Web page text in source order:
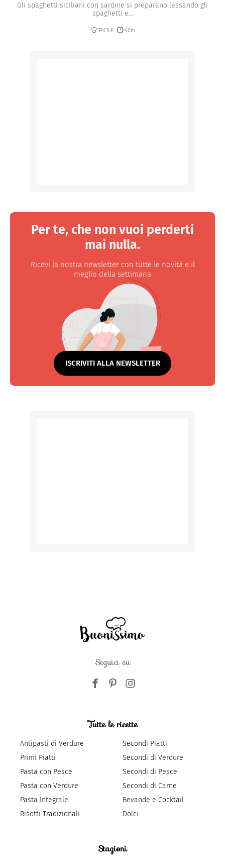
Gli spaghetti siciliani con sardine si preparano lessando gli
spaghetti e...
FACILE 40m
Per te, che non vuoi perderti
mai nulla.
Ricevi la nostra newsletter con tutte le novità e il
meglio della settimana
ISCRIVITI ALLA NEWSLETTER
Seguici su
Tutte le ricette
Antipasti di Verdure
Primi Piatti
Pasta con Pesce
Pasta con Verdure
Pasta Integrale
Risotti Tradizionali
Secondi Piatti
Secondi di Verdure
Secondi di Pesce
Secondi di Carne
Bevande e Cocktail
Dolci
Stagioni